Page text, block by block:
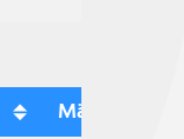
Mätbrev